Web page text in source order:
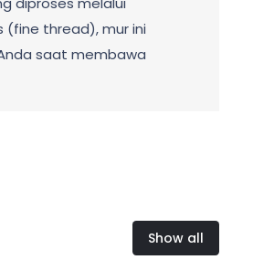
thread), mur ini
saat membawa
Show all